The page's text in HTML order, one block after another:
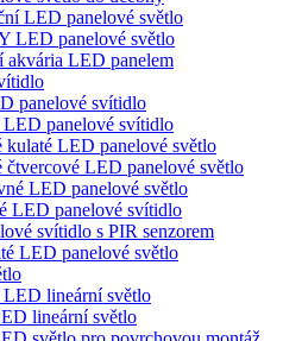
LED panelové světlo
LED panelové světlo
akvária LED panelem
panelové svítidlo
LED panelové svítidlo
kulaté LED panelové světlo
čtvercové LED panelové světlo
LED panelové světlo
LED panelové svítidlo
svítidlo s PIR senzorem
LED panelové světlo
LED lineární světlo
lineární světlo